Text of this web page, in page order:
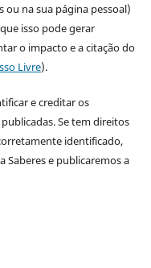
na sua página pessoal)
isso pode gerar
o impacto e a citação do
Livre).
e creditar os
Se tem direitos
identificado,
Saberes e publicaremos a